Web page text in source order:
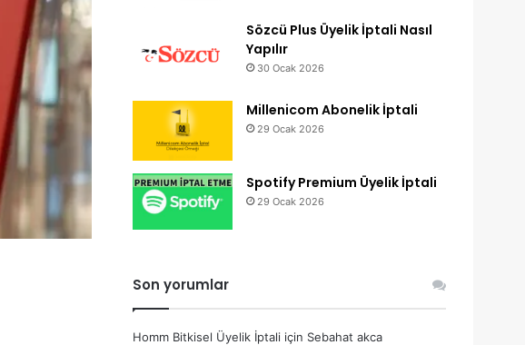
Sözcü Plus Üyelik İptali Nasıl
Yapılır
30 Ocak 2026
Millenicom Abonelik İptali
29 Ocak 2026
Spotify Premium Üyelik İptali
29 Ocak 2026
Son yorumlar
Homm Bitkisel Üyelik İptali için Sebahat akca